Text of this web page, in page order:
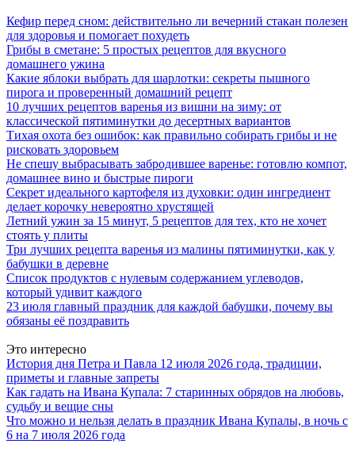
Кефир перед сном: действительно ли вечерний стакан полезен
для здоровья и помогает похудеть
Грибы в сметане: 5 простых рецептов для вкусного
домашнего ужина
Какие яблоки выбрать для шарлотки: секреты пышного
пирога и проверенный домашний рецепт
10 лучших рецептов варенья из вишни на зиму: от
классической пятиминутки до десертных вариантов
Тихая охота без ошибок: как правильно собирать грибы и не
рисковать здоровьем
Не спешу выбрасывать забродившее варенье: готовлю компот,
домашнее вино и быстрые пироги
Секрет идеального картофеля из духовки: один ингредиент
делает корочку невероятно хрустящей
Летний ужин за 15 минут, 5 рецептов для тех, кто не хочет
стоять у плиты
Три лучших рецепта варенья из малины пятиминутки, как у
бабушки в деревне
Список продуктов с нулевым содержанием углеводов,
который удивит каждого
23 июля главный праздник для каждой бабушки, почему вы
обязаны её поздравить
Это интересно
История дня Петра и Павла 12 июля 2026 года, традиции,
приметы и главные запреты
Как гадать на Ивана Купала: 7 старинных обрядов на любовь,
судьбу и вещие сны
Что можно и нельзя делать в праздник Ивана Купалы, в ночь с
6 на 7 июля 2026 года